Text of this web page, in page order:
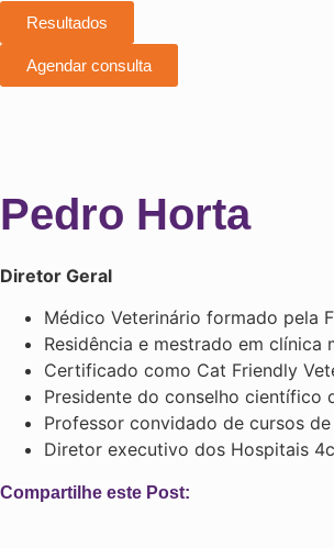
Resultados
Agendar consulta
Pedro Horta
Diretor Geral
Médico Veterinário formado pela
Residência e mestrado em clínica
Certificado como Cat Friendly
Presidente do conselho científico
Professor convidado de cursos
Diretor executivo dos Hospitais
Compartilhe este Post: